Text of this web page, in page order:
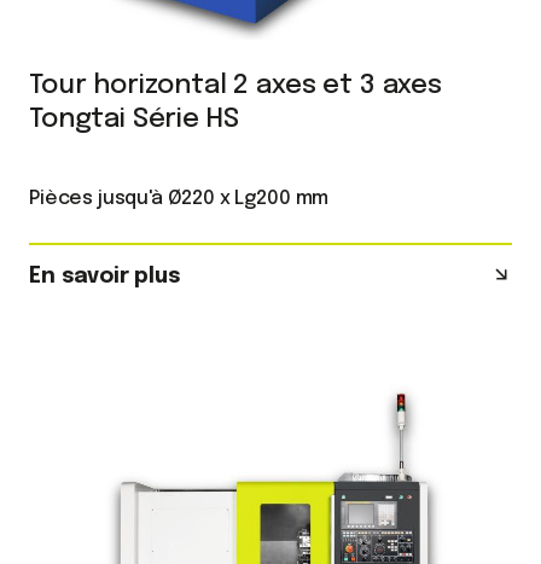
Tour horizontal 2 axes et 3 axes
Tongtai Série HS
Pièces jusqu'à Ø220 x Lg200 mm
En savoir plus